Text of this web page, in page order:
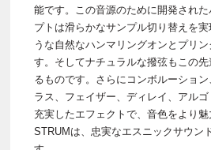
能です。この音源のために開発され
プトは滑らかなサンプル切り替えを
うな自然なハンマリングオンとプリ
す。そしてナチュラルな撥弦もこの
るものです。さらにコンボルーショ
ラス、フェイザー、ディレイ、アル
充実したエフェクトで、音色をより魅
STRUMは、忠実なエスニックサウン